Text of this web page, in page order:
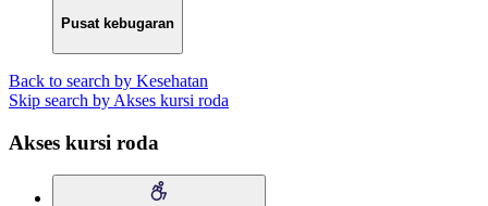
Pusat kebugaran
Back to search by Kesehatan
Skip search by Akses kursi roda
Akses kursi roda